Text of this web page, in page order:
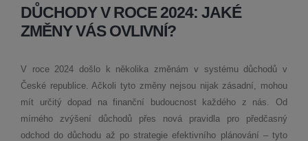
DŮCHODY V ROCE 2024: JAKÉ
ZMĚNY VÁS OVLIVNÍ?
V roce 2024 došlo k několika změnám v systému důchodů v
České republice. Ačkoli tyto změny nejsou nijak zásadní, mohou
mít určitý dopad na finanční budoucnost každého z nás. Od
mírného zvýšení důchodů přes nová pravidla pro předčasný
odchod do důchodu až po strategie efektivního plánování – tyto